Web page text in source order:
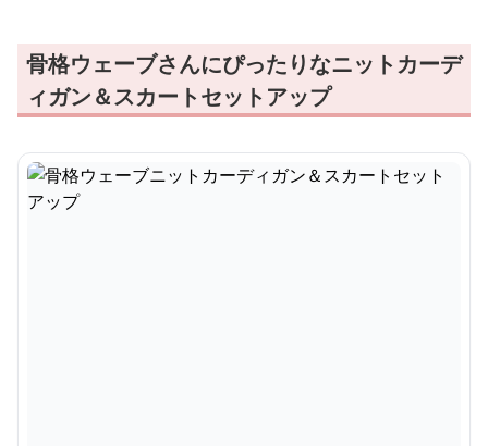
骨格ウェーブさんにぴったりなニットカーデ
ィガン＆スカートセットアップ